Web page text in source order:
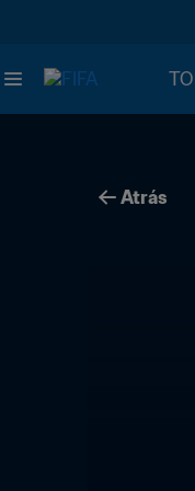
Atrás